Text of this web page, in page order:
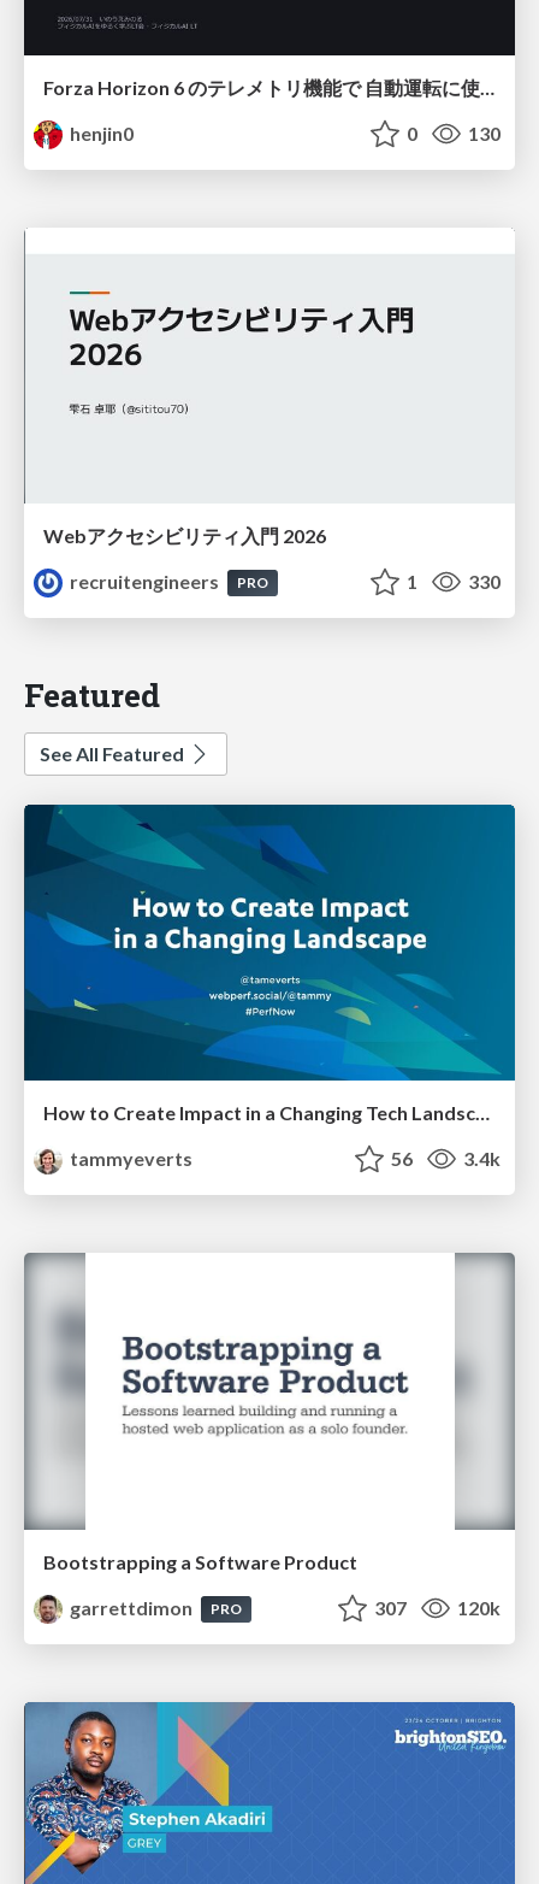
henjin0
0 130
Webアクセシビリティ入門 2026
recruitengineers
PRO 1 330
Featured
See All Featured
How to Create Impact in a Changing Tech Landscape [PerfNow 2023]
tammyeverts
56 3.4k
Bootstrapping a Software Product
garrettdimon
PRO 307 120k